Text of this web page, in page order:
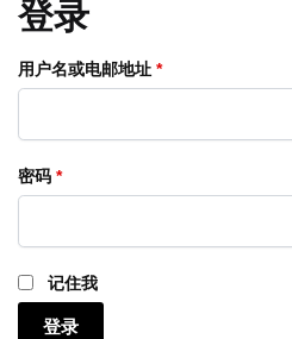
登录
用户名或电邮地址 *必
填
密码 *必
填
记住我
登录